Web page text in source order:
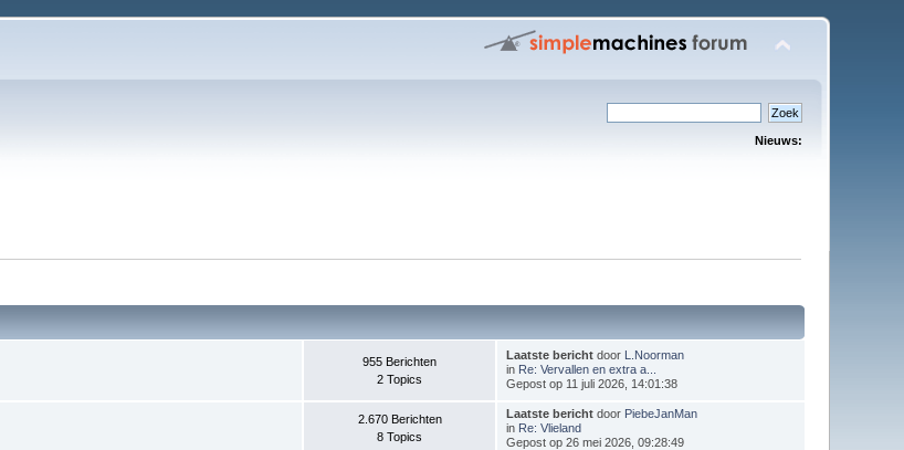
Nieuws:
955 Berichten
2 Topics
Laatste berichtdoor L.Noorman
in Re: Vervallen en extra a...
Gepost op 11 juli 2026, 14:01:38
2.670 Berichten
8 Topics
Laatste berichtdoor PiebeJanMan
in Re: Vlieland
Gepost op 26 mei 2026, 09:28:49